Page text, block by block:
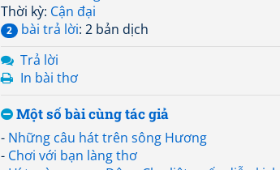
Thời kỳ: Cận đại
2 bài trả lời: 2 bản dịch
Trả lời
In bài thơ
Một số bài cùng tác giả
- Những câu hát trên sông Hương
- Chơi với bạn làng thơ